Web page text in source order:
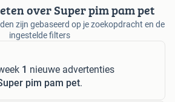
over Super pim pam pet
zijn gebaseerd op je zoekopdracht en de
ingestelde filters
1 nieuwe advertenties
pim pam pet.